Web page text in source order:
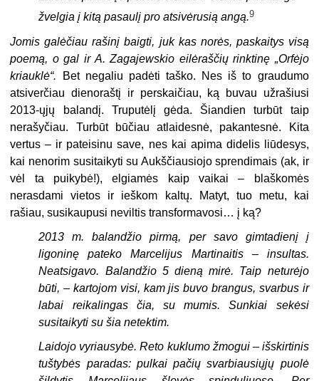
žvelgia į kitą pasaulį pro atsivėrusią angą.9
Jomis galėčiau rašinį baigti, juk kas norės, paskaitys visą
poemą, o gal ir A. Zagajewskio eilėraščių rinktinę „Orfėjo
kriauklė“.
Bet negaliu padėti taško. Nes iš to graudumo
atsiverčiau dienoraštį ir perskaičiau, ką buvau užrašiusi
2013-ųjų balandį. Truputėlį gėda. Šiandien turbūt taip
nerašyčiau. Turbūt būčiau atlaidesnė, pakantesnė. Kita
vertus – ir pateisinu save, nes kai apima didelis liūdesys,
kai nenorim susitaikyti su Aukščiausiojo sprendimais (ak, ir
vėl ta puikybė!), elgiamės kaip vaikai – blaškomės
nerasdami vietos ir ieškom kaltų. Matyt, tuo metu, kai
rašiau, susikaupusi neviltis transformavosi… į ką?
2013 m. balandžio pirmą, per savo gimtadienį į
ligoninę pateko Marcelijus Martinaitis – insultas.
Neatsigavo. Balandžio 5 dieną mirė. Taip neturėjo
būti, – kartojom visi, kam jis buvo brangus, svarbus ir
labai reikalingas čia, su mumis. Sunkiai sekėsi
susitaikyti su šia netektim.
Laidojo vyriausybė. Reto kuklumo žmogui – išskirtinis
tuštybės paradas: pulkai pačių svarbiausiųjų puolė